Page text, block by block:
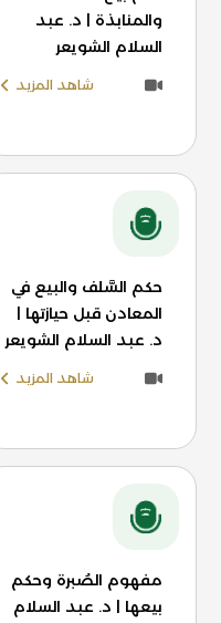
والمنابذة | د. عبد
السلام الشويعر
شاهد المزيد
حكم السَّلف والبيع في
المعادن قبل حيازتها |
د. عبد السلام الشويعر
شاهد المزيد
مفهوم الصُبرة وحكم
بيعها | د. عبد السلام